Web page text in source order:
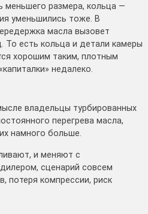
меньшего размера, кольца —
уменьшились тоже. В
масла вызовет
То есть кольца и детали камеры
хорошим таким, плотным
недалеко.
владельцы турбированных
перегрева масла,
намного больше.
и меняют с
сценарий совсем
потеря компрессии, риск